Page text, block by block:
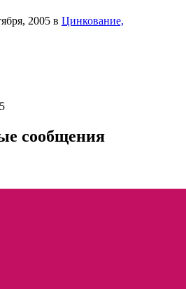
2005 в Цинкование,
5
сообщения